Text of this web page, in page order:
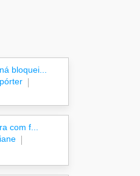
bloquei...
com f...